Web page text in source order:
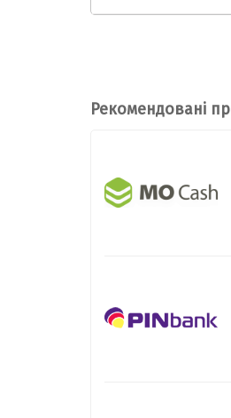
Рекомендовані